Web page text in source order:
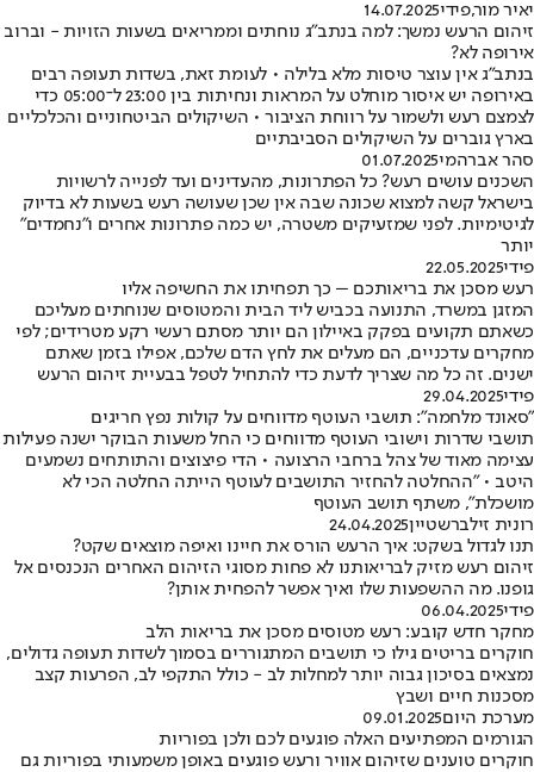
יאיר מור,פידי14.07.2025
זיהום הרעש נמשך: למה בנתב"ג נוחתים וממריאים בשעות הזויות - וברוב
אירופה לא?
בנתב"ג אין עוצר טיסות מלא בלילה • לעומת זאת, בשדות תעופה רבים
באירופה יש איסור מוחלט על המראות ונחיתות בין 23:00 ל־05:00 כדי
לצמצם רעש ולשמור על רווחת הציבור • השיקולים הביטחוניים והכלכליים
בארץ גוברים על השיקולים הסביבתיים
סהר אברהמי01.07.2025
השכנים עושים רעש? כל הפתרונות, מהעדינים ועד לפנייה לרשויות
בישראל קשה למצוא שכונה שבה אין שכן שעושה רעש בשעות לא בדיוק
לגיטימיות. לפני שמזעיקים משטרה, יש כמה פתרונות אחרים ו"נחמדים"
יותר
פידי22.05.2025
רעש מסכן את בריאותכם – כך תפחיתו את החשיפה אליו
המזגן במשרד, התנועה בכביש ליד הבית והמטוסים שנוחתים מעליכם
כשאתם תקועים בפקק באיילון הם יותר מסתם רעשי רקע מטרידים; לפי
מחקרים עדכניים, הם מעלים את לחץ הדם שלכם, אפילו בזמן שאתם
ישנים. זה כל מה שצריך לדעת כדי להתחיל לטפל בבעיית זיהום הרעש
פידי29.04.2025
"סאונד מלחמה": תושבי העוטף מדווחים על קולות נפץ חריגים
תושבי שדרות וישובי העוטף מדווחים כי החל משעות הבוקר ישנה פעילות
עצימה מאוד של צהל ברחבי הרצועה • הדי פיצוצים והתותחים נשמעים
היטב • "ההחלטה להחזיר התושבים לעוטף הייתה החלטה הכי לא
מושכלת", משתף תושב העוטף
רונית זילברשטיין24.04.2025
תנו לגדול בשקט: איך הרעש הורס את חיינו ואיפה מוצאים שקט?
זיהום רעש מזיק לבריאותנו לא פחות מסוגי הזיהום האחרים הנכנסים אל
גופנו. מה ההשפעות שלו ואיך אפשר להפחית אותן?
פידי06.04.2025
מחקר חדש קובע: רעש מטוסים מסכן את בריאות הלב
חוקרים בריטים גילו כי תושבים המתגוררים בסמוך לשדות תעופה גדולים,
נמצאים בסיכון גבוה יותר למחלות לב - כולל התקפי לב, הפרעות קצב
מסכנות חיים ושבץ
מערכת היום09.01.2025
הגורמים המפתיעים האלה פוגעים לכם ולכן בפוריות
חוקרים טוענים שזיהום אוויר ורעש פוגעים באופן משמעותי בפוריות גם